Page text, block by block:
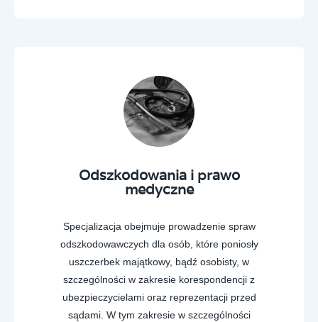
Odszkodowania i prawo
medyczne
Specjalizacja obejmuje prowadzenie spraw
odszkodowawczych dla osób, które poniosły
uszczerbek majątkowy, bądź osobisty, w
szczególności w zakresie korespondencji z
ubezpieczycielami oraz reprezentacji przed
sądami. W tym zakresie w szczególności